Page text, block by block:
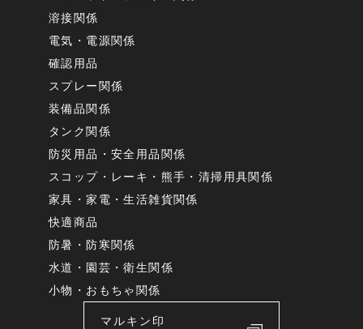
溶接関係
電気・電源関係
確認用品
スプレー関係
装備品関係
タンク関係
防災用品・安全用品関係
スコップ・レーキ・熊手・清掃用具関係
家具・家電・生活雑貨関係
快適商品
防暑・防寒関係
水道・園芸・衛生関係
小物・おもちゃ関係
マルキン印